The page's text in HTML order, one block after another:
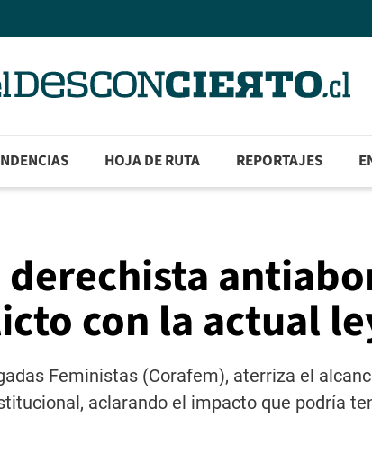
HOJA DE RUTA REPORTAJES
con la actual
Feministas (Corafem), aterriza el
aclarando el impacto que podría